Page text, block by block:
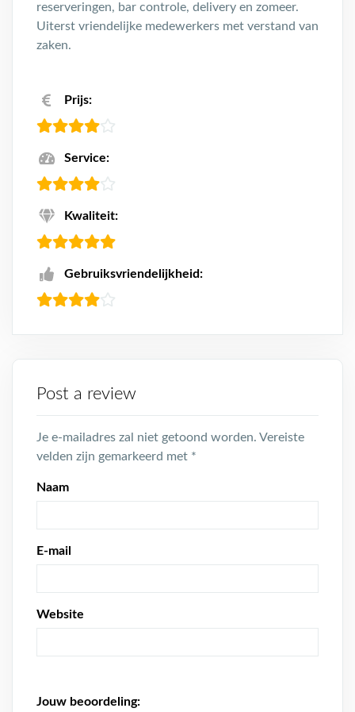
reserveringen, bar controle, delivery en zomeer.
Uiterst vriendelijke medewerkers met verstand van
zaken.
Prijs:
Service:
Kwaliteit:
Gebruiksvriendelijkheid:
Post a review
Je e-mailadres zal niet getoond worden. Vereiste
velden zijn gemarkeerd met *
Naam
E-mail
Website
Jouw beoordeling: